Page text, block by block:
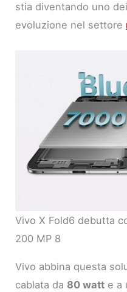
stia diventando uno
evoluzione nel settore
Vivo X Fold6 debutta
200 MP 8
Vivo abbina questa
cablata da 80 watt e a